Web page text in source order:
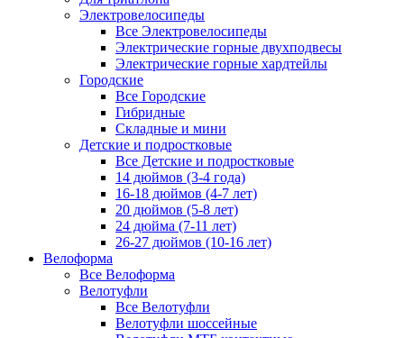
Электровелосипеды
Все Электровелосипеды
Электрические горные двухподвесы
Электрические горные хардтейлы
Городские
Все Городские
Гибридные
Складные и мини
Детские и подростковые
Все Детские и подростковые
14 дюймов (3-4 года)
16-18 дюймов (4-7 лет)
20 дюймов (5-8 лет)
24 дюйма (7-11 лет)
26-27 дюймов (10-16 лет)
Велоформа
Все Велоформа
Велотуфли
Все Велотуфли
Велотуфли шоссейные